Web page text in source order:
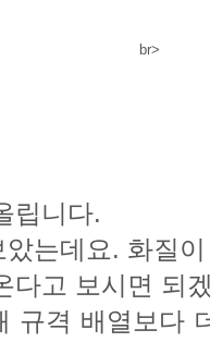
br>
립니다.
는데요. 화질
다고 보시면 되
규격 배열보다